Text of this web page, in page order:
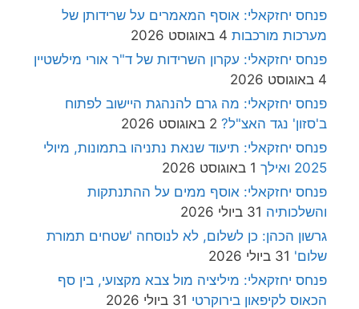
פנחס יחזקאלי: אוסף המאמרים על שרידותן של
מערכות מורכבות 4 באוגוסט 2026
פנחס יחזקאלי: עקרון השרידות של ד"ר אורי מילשטיין
4 באוגוסט 2026
פנחס יחזקאלי: מה גרם להנהגת היישוב לפתוח
ב'סזון' נגד האצ"ל? 2 באוגוסט 2026
פנחס יחזקאלי: תיעוד שנאת נתניהו בתמונות, מיולי
2025 ואילך
1 באוגוסט 2026
פנחס יחזקאלי: אוסף ממים על ההתנתקות
והשלכותיה 31 ביולי 2026
גרשון הכהן: כן לשלום, לא לנוסחה 'שטחים תמורת
שלום' 31 ביולי 2026
פנחס יחזקאלי: מיליציה מול צבא מקצועי, בין סף
הכאוס לקיפאון בירוקרטי 31 ביולי 2026